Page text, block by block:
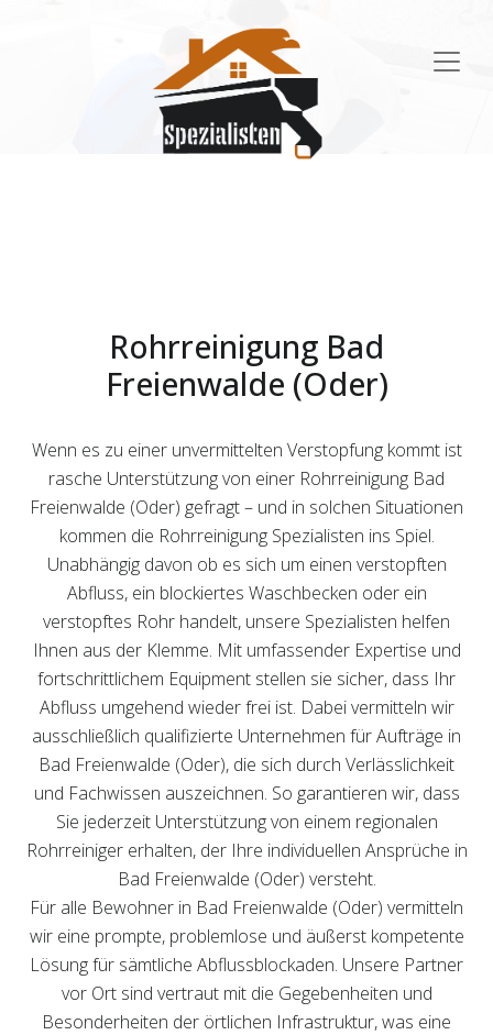
Rohrreinigung Bad
Freienwalde (Oder)
Wenn es zu einer unvermittelten Verstopfung kommt ist
rasche Unterstützung von einer Rohrreinigung Bad
Freienwalde (Oder) gefragt – und in solchen Situationen
kommen die Rohrreinigung Spezialisten ins Spiel.
Unabhängig davon ob es sich um einen verstopften
Abfluss, ein blockiertes Waschbecken oder ein
verstopftes Rohr handelt, unsere Spezialisten helfen
Ihnen aus der Klemme. Mit umfassender Expertise und
fortschrittlichem Equipment stellen sie sicher, dass Ihr
Abfluss umgehend wieder frei ist. Dabei vermitteln wir
ausschließlich qualifizierte Unternehmen für Aufträge in
Bad Freienwalde (Oder), die sich durch Verlässlichkeit
und Fachwissen auszeichnen. So garantieren wir, dass
Sie jederzeit Unterstützung von einem regionalen
Rohrreiniger erhalten, der Ihre individuellen Ansprüche in
Bad Freienwalde (Oder) versteht.
Für alle Bewohner in Bad Freienwalde (Oder) vermitteln
wir eine prompte, problemlose und äußerst kompetente
Lösung für sämtliche Abflussblockaden. Unsere Partner
vor Ort sind vertraut mit die Gegebenheiten und
Besonderheiten der örtlichen Infrastruktur, was eine